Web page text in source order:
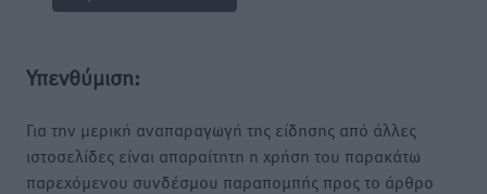
Υπενθύμιση:
Για την μερική αναπαραγωγή της είδησης από άλλες
ιστοσελίδες είναι απαραίτητη η χρήση του παρακάτω
παρεχόμενου συνδέσμου παραπομπής προς το άρθρο